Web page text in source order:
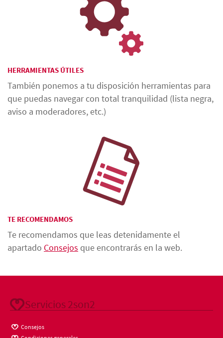
HERRAMIENTAS ÚTILES
También ponemos a tu disposición herramientas para
que puedas navegar con total tranquilidad (lista negra,
aviso a moderadores, etc.)
TE RECOMENDAMOS
Te recomendamos que leas detenidamente el
apartado Consejos que encontrarás en la web.
Servicios 2son2
Consejos